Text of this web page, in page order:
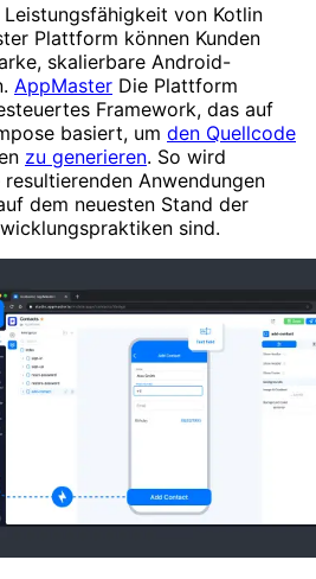
von Kotlin
Plattform können Kunden
skalierbare Android-
AppMaster Die Plattform
Framework, das auf
basiert, um den Quellcode
zu generieren. So wird
Anwendungen
dem neuesten Stand der
sind.